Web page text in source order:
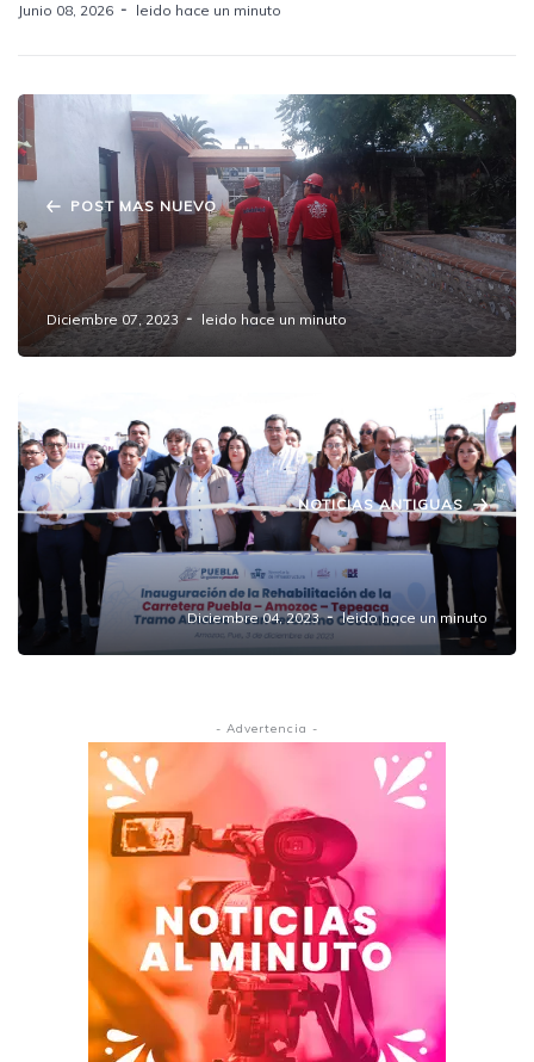
Junio 08, 2026 leido hace un minuto
POST MAS NUEVO
Activan protocolos en Amozoc tras sismo
con epicentro en Chiautla
Diciembre 07, 2023 leido hace un minuto
NOTICIAS ANTIGUAS
Sergio Salomón inaugura la rehabilitación
de la carretera Puebla-Amozoc-Perote
Diciembre 04, 2023 leido hace un minuto
- Advertencia -